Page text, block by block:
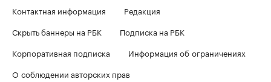
Контактная информация
Редакция
Скрыть баннеры на РБК
Подписка на РБК
Корпоративная подписка
Информация об ограничениях
О соблюдении авторских прав